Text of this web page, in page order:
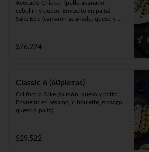
Avocado Chicken (pollo apanado,
cebollín y queso. Envuelto en palta).
Sake Edu (camarón apanado, queso y
Envuelto en ciboulette, sésamo, masago,
palta o queso).
en panko).
$26.224
Classic 6 (60piezas)
California Sake (salmón, queso y palta.
Envuelto en sésamo, ciboulette, masago,
queso o palta).
queso o palta).
Sake Edu (camarón apanado, palta y
$29.522